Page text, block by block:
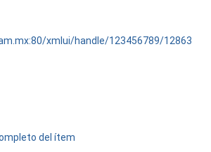
xmlui/handle/123456789/12863
del ítem